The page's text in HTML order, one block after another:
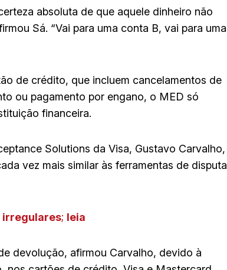
absoluta de que aquele dinheiro não
Sá. “Vai para uma conta B, vai para uma
de crédito, que incluem cancelamentos de
ou pagamento por engano, o MED só
financeira.
Solutions da Visa, Gustavo Carvalho,
vez mais similar às ferramentas de disputa
irregulares; leia
devolução, afirmou Carvalho, devido à